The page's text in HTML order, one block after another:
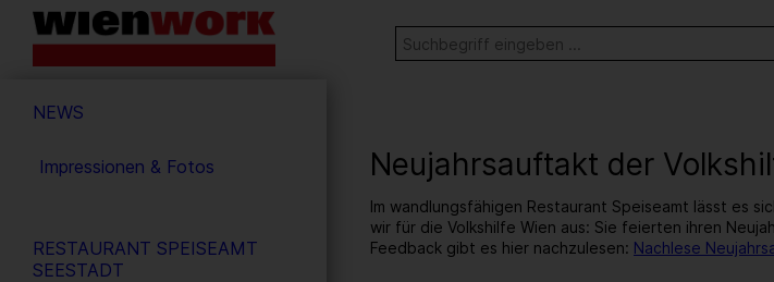
Barrierefreie
Bedienung
Webseite
Stichwortsuche
SUCHE
NEWS
Impressionen & Fotos
RESTAURANT SPEISEAMT
SEESTADT
Neujahrsauftakt der
Im wandlungsfähigen Restaurant Speiseamt lässt es
wir für die Volkshilfe Wien aus: Sie feierten ihren
Feedback gibt es hier nachzulesen: Nachlese